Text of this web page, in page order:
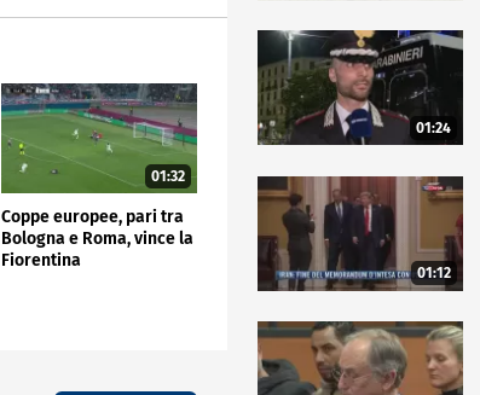
01:32
Coppe europee, pari tra
Bologna e Roma, vince la
Fiorentina
01:24
01:12